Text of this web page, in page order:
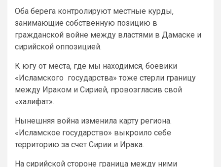
Оба берега контролируют местные курды,
занимающие собственную позицию в
гражданской войне между властями в Дамаске и
сирийской оппозицией.
К югу от места, где мы находимся, боевики
«Исламского государства» тоже стерли границу
между Ираком и Сирией, провозгласив свой
«халифат».
Нынешняя война изменила карту региона.
«Исламское государство» выкроило себе
территорию за счет Сирии и Ирака.
На сирийской стороне граница между ними